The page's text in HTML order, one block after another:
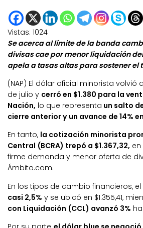
Vistas: 1024
Se acerca al límite de la banda
divisas cae por menor liquidación
apela a tasas altas para sostener el
(NAP) El dólar oficial minorista volvió
de julio y cerró en $1.380 para la
Nación, lo que representa un salto
cierre anterior y un avance de 14%
En tanto, la cotización minorista
Central (BCRA) trepó a $1.367,32,
firme demanda y menor oferta de
Ámbito.com.
En los tipos de cambio financieros, el
casi 2,5% y se ubicó en $1.355,41,
con Liquidación (CCL) avanzó 3%